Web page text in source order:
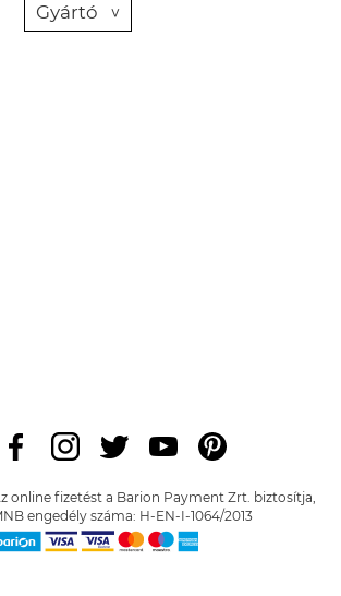
Gyártó
online fizetést a Barion Payment Zrt. biztosítja,
engedély száma: H-EN-I-1064/2013